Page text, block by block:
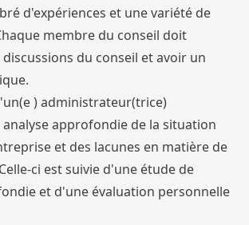
d'expériences et une variété de
membre du conseil doit
du conseil et avoir un
) administrateur(trice)
approfondie de la situation
et des lacunes en matière de
ci est suivie d'une étude de
et d'une évaluation personnelle